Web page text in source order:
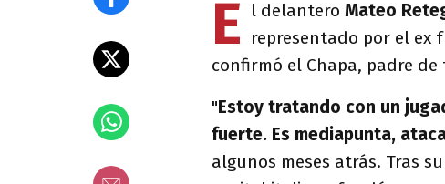
E l delantero Mateo
representado por el ex
confirmó el Chapa, padre
"Estoy tratando con un
fuerte. Es mediapunta,
algunos meses atrás. Tras